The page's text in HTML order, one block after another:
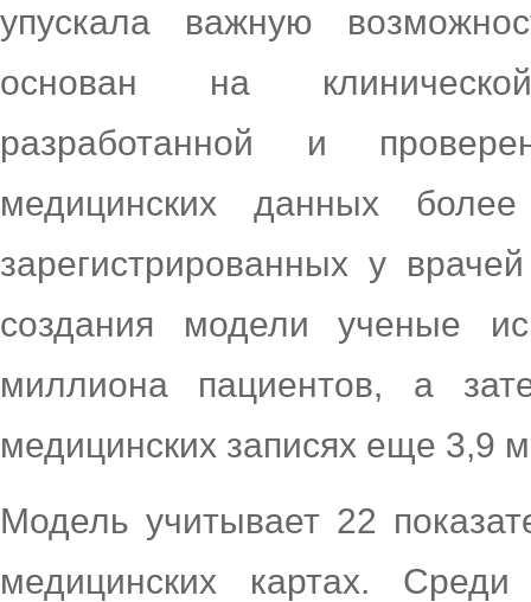
упускала важную
основан на
разработанной и
медицинских данных
зарегистрированных у
создания модели ученые
миллиона пациентов, а
медицинских записях еще 3,9
Модель учитывает 22
медицинских картах.